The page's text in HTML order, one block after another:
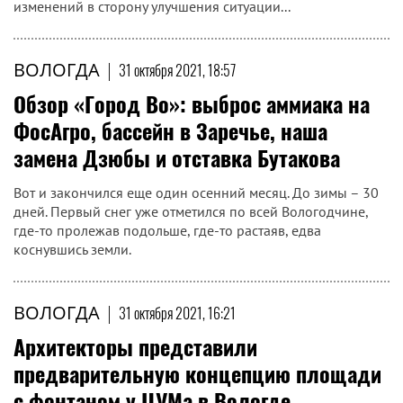
изменений в сторону улучшения ситуации...
ВОЛОГДА | 31 октября 2021, 18:57
Обзор «Город Во»: выброс аммиака на
ФосАгро, бассейн в Заречье, наша
замена Дзюбы и отставка Бутакова
Вот и закончился еще один осенний месяц. До зимы – 30
дней. Первый снег уже отметился по всей Вологодчине,
где-то пролежав подольше, где-то растаяв, едва
коснувшись земли.
ВОЛОГДА | 31 октября 2021, 16:21
Архитекторы представили
предварительную концепцию площади